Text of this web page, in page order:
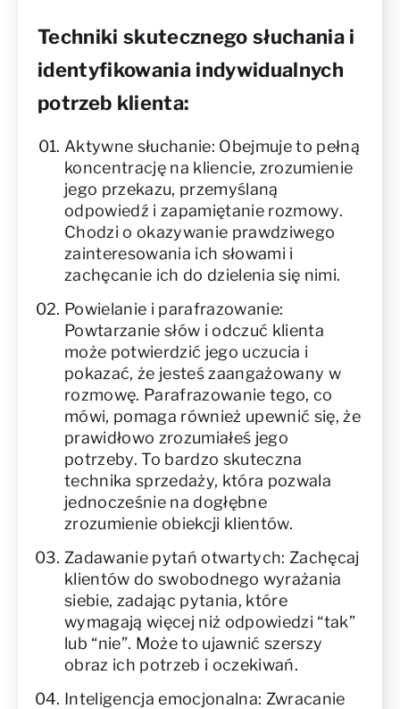
Techniki skutecznego słuchania i
identyfikowania indywidualnych
potrzeb klienta:
Aktywne słuchanie: Obejmuje to pełną
koncentrację na kliencie, zrozumienie
jego przekazu, przemyślaną
odpowiedź i zapamiętanie rozmowy.
Chodzi o okazywanie prawdziwego
zainteresowania ich słowami i
zachęcanie ich do dzielenia się nimi.
Powielanie i parafrazowanie:
Powtarzanie słów i odczuć klienta
może potwierdzić jego uczucia i
pokazać, że jesteś zaangażowany w
rozmowę. Parafrazowanie tego, co
mówi, pomaga również upewnić się, że
prawidłowo zrozumiałeś jego
potrzeby. To bardzo skuteczna
technika sprzedaży, która pozwala
jednocześnie na dogłębne
zrozumienie obiekcji klientów.
Zadawanie pytań otwartych: Zachęcaj
klientów do swobodnego wyrażania
siebie, zadając pytania, które
wymagają więcej niż odpowiedzi “tak”
lub “nie”. Może to ujawnić szerszy
obraz ich potrzeb i oczekiwań.
Inteligencja emocjonalna: Zwracanie